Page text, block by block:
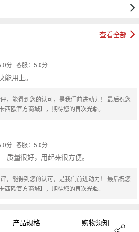
查看全部
分 客服：5.0分
用上。
，能得到您的认可，是我们前进动力！ 最后祝您
西欧官方商城】，期待您的再次光临。
分 客服：5.0分
质量很好，用起来很方便。
，能得到您的认可，是我们前进动力！ 最后祝您
西欧官方商城】，期待您的再次光临。
产品规格
购物须知